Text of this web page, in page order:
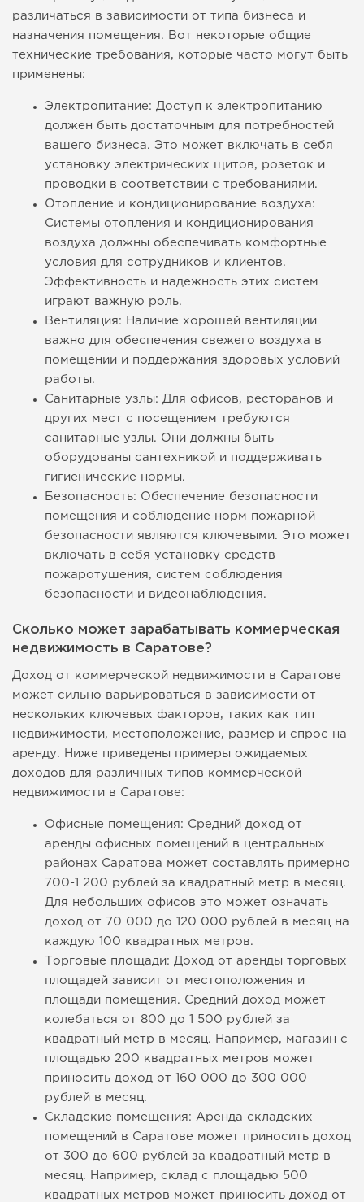
различаться в зависимости от типа бизнеса и
назначения помещения. Вот некоторые общие
технические требования, которые часто могут быть
применены:
Электропитание: Доступ к электропитанию
должен быть достаточным для потребностей
вашего бизнеса. Это может включать в себя
установку электрических щитов, розеток и
проводки в соответствии с требованиями.
Отопление и кондиционирование воздуха:
Системы отопления и кондиционирования
воздуха должны обеспечивать комфортные
условия для сотрудников и клиентов.
Эффективность и надежность этих систем
играют важную роль.
Вентиляция: Наличие хорошей вентиляции
важно для обеспечения свежего воздуха в
помещении и поддержания здоровых условий
работы.
Санитарные узлы: Для офисов, ресторанов и
других мест с посещением требуются
санитарные узлы. Они должны быть
оборудованы сантехникой и поддерживать
гигиенические нормы.
Безопасность: Обеспечение безопасности
помещения и соблюдение норм пожарной
безопасности являются ключевыми. Это может
включать в себя установку средств
пожаротушения, систем соблюдения
безопасности и видеонаблюдения.
Сколько может зарабатывать коммерческая
недвижимость в Саратове?
Доход от коммерческой недвижимости в Саратове
может сильно варьироваться в зависимости от
нескольких ключевых факторов, таких как тип
недвижимости, местоположение, размер и спрос на
аренду. Ниже приведены примеры ожидаемых
доходов для различных типов коммерческой
недвижимости в Саратове:
Офисные помещения: Средний доход от
аренды офисных помещений в центральных
районах Саратова может составлять примерно
700-1 200 рублей за квадратный метр в месяц.
Для небольших офисов это может означать
доход от 70 000 до 120 000 рублей в месяц на
каждую 100 квадратных метров.
Торговые площади: Доход от аренды торговых
площадей зависит от местоположения и
площади помещения. Средний доход может
колебаться от 800 до 1 500 рублей за
квадратный метр в месяц. Например, магазин с
площадью 200 квадратных метров может
приносить доход от 160 000 до 300 000
рублей в месяц.
Складские помещения: Аренда складских
помещений в Саратове может приносить доход
от 300 до 600 рублей за квадратный метр в
месяц. Например, склад с площадью 500
квадратных метров может приносить доход от